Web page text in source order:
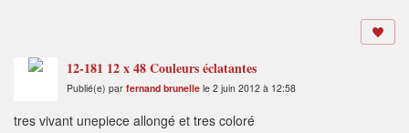
12-181 12 x 48 Couleurs éclatantes
Publié(e) par fernand brunelle le 2 juin 2012 à 12:58
tres vivant unepiece allongé et tres coloré